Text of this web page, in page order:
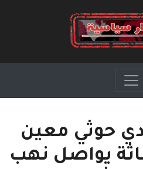
حوثي معين
يواصل نهب